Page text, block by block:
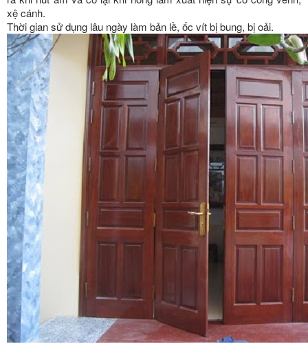
xệ cánh.
Thời gian sử dụng lâu ngày làm bản lề, ốc vít bị bung, bị oải.